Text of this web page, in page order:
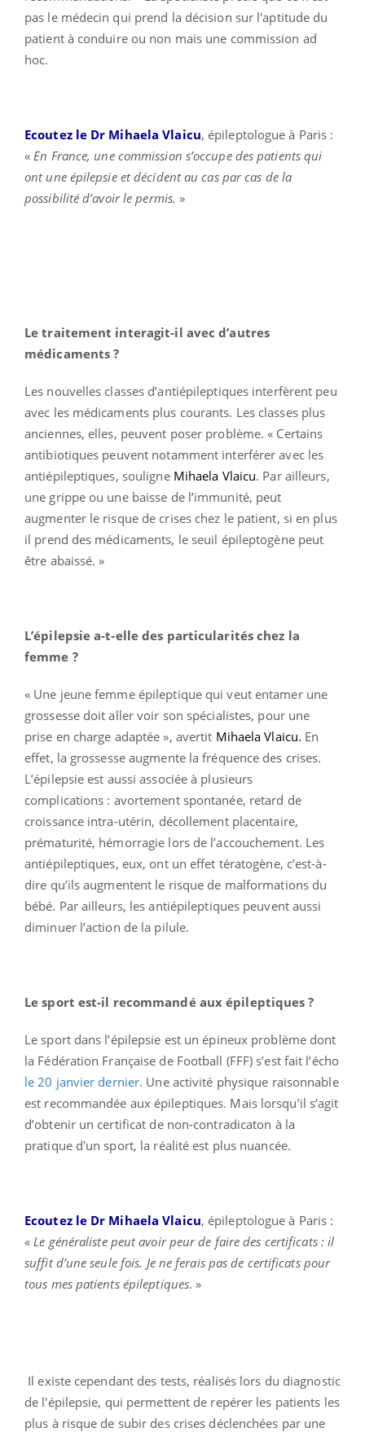
pas le médecin qui prend la décision sur l'aptitude du
patient à conduire ou non mais une commission ad
hoc.
Ecoutez le Dr Mihaela Vlaicu, épileptologue à Paris :
« En France, une commission s’occupe des patients qui
ont une épilepsie et décident au cas par cas de la
possibilité d’avoir le permis.»
Le traitement interagit-il avec d’autres
médicaments ?
Les nouvelles classes d’antiépileptiques interfèrent peu
avec les médicaments plus courants. Les classes plus
anciennes, elles, peuvent poser problème. « Certains
antibiotiques peuvent notamment interférer avec les
antiépileptiques, souligne Mihaela Vlaicu. Par ailleurs,
une grippe ou une baisse de l’immunité, peut
augmenter le risque de crises chez le patient, si en plus
il prend des médicaments, le seuil épileptogène peut
être abaissé. »
L’épilepsie a-t-elle des particularités chez la
femme ?
« Une jeune femme épileptique qui veut entamer une
grossesse doit aller voir son spécialistes, pour une
prise en charge adaptée », avertit Mihaela Vlaicu. En
effet, la grossesse augmente la fréquence des crises.
L’épilepsie est aussi associée à plusieurs
complications : avortement spontanée, retard de
croissance intra-utérin, décollement placentaire,
prématurité, hémorragie lors de l’accouchement. Les
antiépileptiques, eux, ont un effet tératogène, c’est-à-
dire qu’ils augmentent le risque de malformations du
bébé. Par ailleurs, les antiépileptiques peuvent aussi
diminuer l’action de la pilule.
Le sport est-il recommandé aux épileptiques ?
Le sport dans l’épilepsie est un épineux problème dont
la Fédération Française de Football (FFF) s’est fait l’écho
le 20 janvier dernier. Une activité physique raisonnable
est recommandée aux épileptiques. Mais lorsqu’il s’agit
d’obtenir un certificat de non-contradicaton à la
pratique d'un sport, la réalité est plus nuancée.
Ecoutez le Dr Mihaela Vlaicu, épileptologue à Paris :
« Le généraliste peut avoir peur de faire des certificats : il
suffit d’une seule fois. Je ne ferais pas de certificats pour
tous mes patients épileptiques. »
Il existe cependant des tests, réalisés lors du diagnostic
de l'épilepsie, qui permettent de repérer les patients les
plus à risque de subir des crises déclenchées par une